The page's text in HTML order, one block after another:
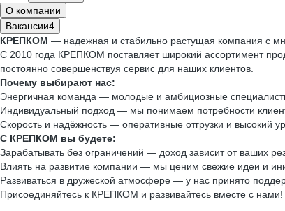
О компании
Вакансии4
КРЕПКОМ — надежная и стабильно растущая компания с
С 2010 года КРЕПКОМ поставляет широкий ассортимент
постоянно совершенствуя сервис для наших клиентов.
Почему выбирают нас:
Энергичная команда — молодые и амбициозные
Индивидуальный подход — мы понимаем потребности
Скорость и надёжность — оперативные отгрузки и высокий
С КРЕПКОМ вы будете:
Зарабатывать без ограничений — доход зависит от ваших
Влиять на развитие компании — мы ценим свежие идеи и
Развиваться в дружеской атмосфере — у нас принято
Присоединяйтесь к КРЕПКОМ и развивайтесь вместе с нами!